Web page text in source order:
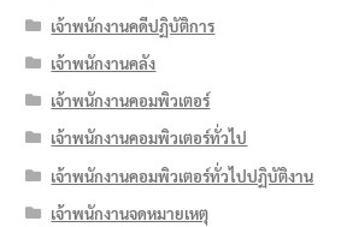
เจ้าพนักงานคดีปฏิบัติการ
เจ้าพนักงานคลัง
เจ้าพนักงานคอมพิวเตอร์
เจ้าพนักงานคอมพิวเตอร์ทั่วไป
เจ้าพนักงานคอมพิวเตอร์ทั่วไปปฏิบัติงาน
เจ้าพนักงานจดหมายเหตุ